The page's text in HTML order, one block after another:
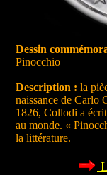
Dessin
Pinocchio
Description : la
naissance de Carlo
1826, Collodi a
au monde. «
la littérature.